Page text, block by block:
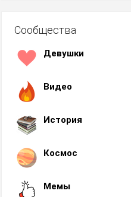
Сообщества
Девушки
Видео
История
Космос
Мемы